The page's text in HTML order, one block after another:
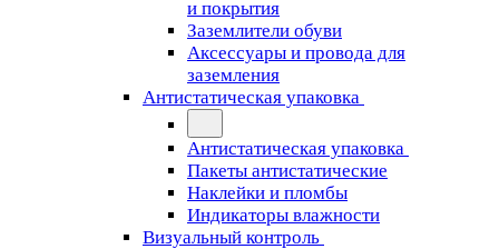
и покрытия
Заземлители обуви
Аксессуары и провода для
заземления
Антистатическая упаковка
Антистатическая упаковка
Пакеты антистатические
Наклейки и пломбы
Индикаторы влажности
Визуальный контроль